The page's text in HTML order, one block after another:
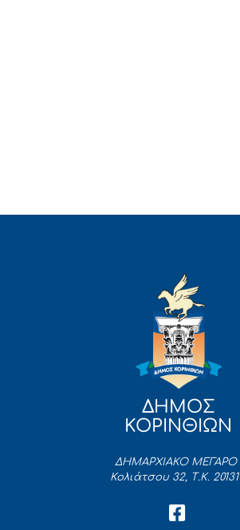
ΔΗΜΟΣ
ΚΟΡΙΝΘΙΩΝ
ΔΗΜΑΡΧΙΑΚΟ ΜΕΓΑΡΟ
Κολιάτσου 32, Τ.Κ. 20131